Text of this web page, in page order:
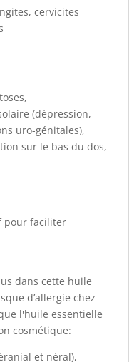
cervicites
(dépression,
uro-génitales),
sur le bas du dos,
pour faciliter
dans cette huile
d’allergie chez
l'huile essentielle
cosmétique:
et néral),